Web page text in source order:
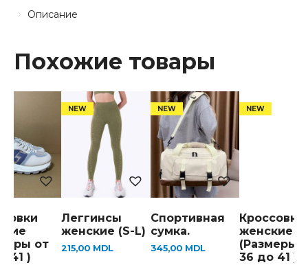
Описание
Похожие товары
от
41 )
Леггинсы
женские (S-L)
215,00 MDL
Спортивная
сумка.
345,00 MDL
Кроссовки
женские
(Размеры
36 до 41 )